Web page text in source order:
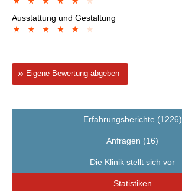
Ausstattung und Gestaltung
Eigene Bewertung abgeben
Erfahrungsberichte (1226)
Anfragen (16)
Die Klinik stellt sich vor
Statistiken